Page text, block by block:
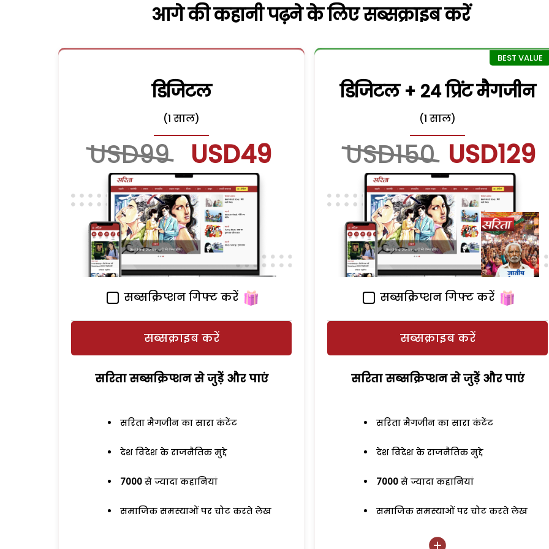
आगे की कहानी पढ़ने के लिए सब्सक्राइब करें
डिजिटल
(1 साल)
USD99 USD49
सब्सक्रिप्शन गिफ्ट करें
सब्सक्राइब करें
सरिता सब्सक्रिप्शन से जुड़ेें और पाएं
सरिता मैगजीन का सारा कंटेंट
देश विदेश के राजनैतिक मुद्दे
7000 से ज्यादा कहानियां
समाजिक समस्याओं पर चोट करते लेख
डिजिटल + 24 प्रिंट मैगजीन
(1 साल)
USD150 USD129
सब्सक्रिप्शन गिफ्ट करें
सब्सक्राइब करें
सरिता सब्सक्रिप्शन से जुड़ेें और पाएं
सरिता मैगजीन का सारा कंटेंट
देश विदेश के राजनैतिक मुद्दे
7000 से ज्यादा कहानियां
समाजिक समस्याओं पर चोट करते लेख